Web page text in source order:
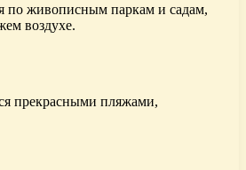
по живописным паркам и садам,
воздухе.
прекрасными пляжами,